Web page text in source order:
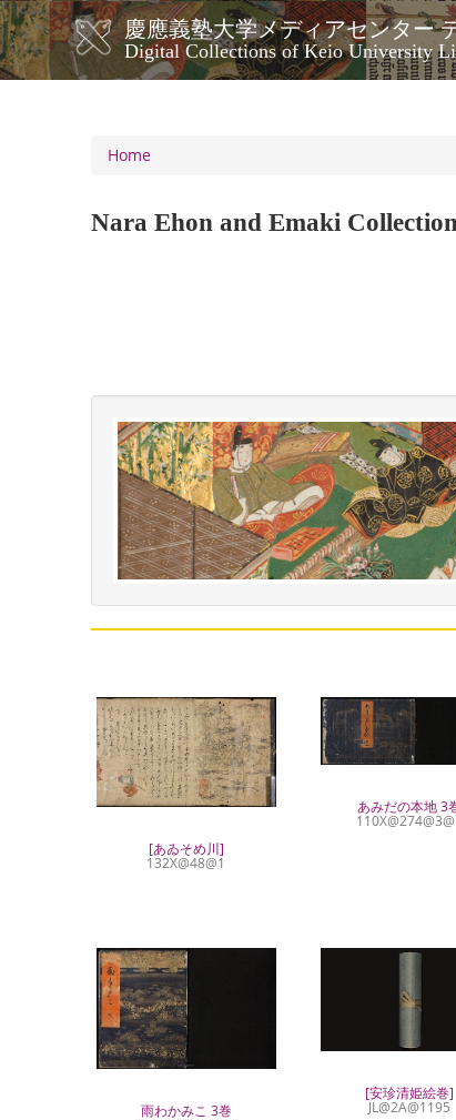
Skip
to
main
content
慶應義塾大学メディアセンター
Digital Collections of Keio University
メ
イ
ビ
シ
Home
Nara Ehon and Emaki
[あゐそめ川]
132X@48@1
あみだの本地 3
雨わかみこ 3巻
[安珍清姫絵巻]
JL@2A@1195